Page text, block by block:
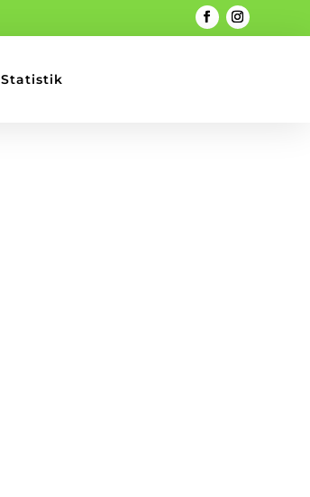
Statistik